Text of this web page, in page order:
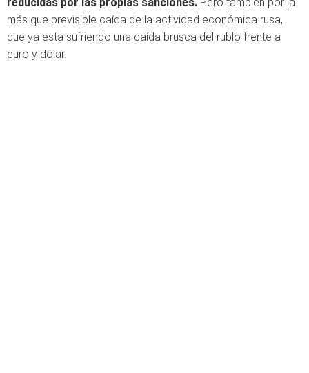
más que previsible caída de la actividad económica rusa,
que ya esta sufriendo una caída brusca del rublo frente a
euro y dólar.